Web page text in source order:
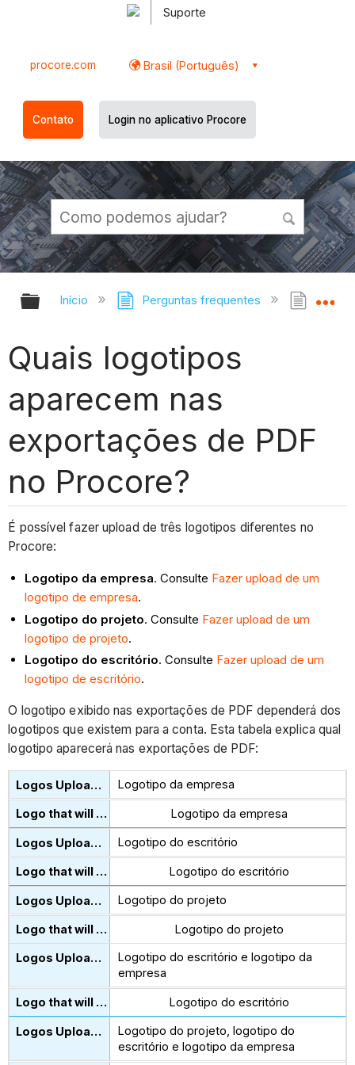
Suporte
procore.com Brasil (Português)
Contato Login no aplicativo Procore
Expandir/recolher hierarquia
Início Perguntas frequentes Quais
Quais logotipos
aparecem nas
exportações de PDF
no Procore?
É possível fazer upload de três logotipos diferentes no
Procore:
Logotipo da empresa. Consulte Fazer upload de um
logotipo de empresa.
Logotipo do projeto. Consulte Fazer upload de um
logotipo de projeto.
Logotipo do escritório. Consulte Fazer upload de um
logotipo de escritório.
O logotipo exibido nas exportações de PDF dependerá dos
logotipos que existem para a conta. Esta tabela explica qual
logotipo aparecerá nas exportações de PDF:
Logotipo da empresa
Logotipo da empresa
Logotipo do escritório
Logotipo do escritório
Logotipo do projeto
Logotipo do projeto
Logotipo do escritório e logotipo da
empresa
Logotipo do escritório
Logotipo do projeto, logotipo do
escritório e logotipo da empresa